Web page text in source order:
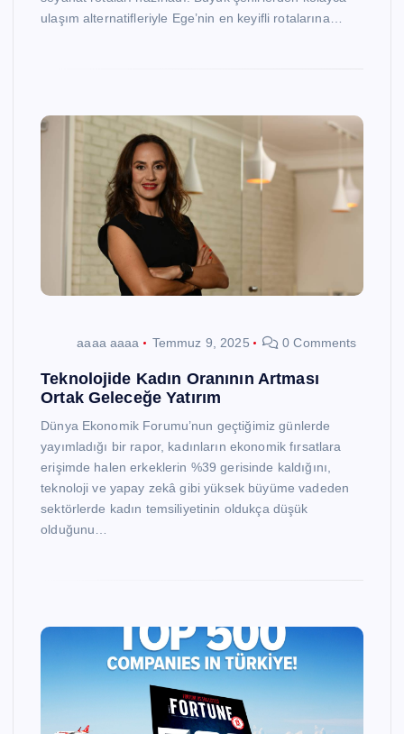
ulaşım alternatifleriyle Ege’nin en keyifli rotalarına…
aaaa aaaa Temmuz 9, 2025 0 Comments
Teknolojide Kadın Oranının Artması
Ortak Geleceğe Yatırım
Dünya Ekonomik Forumu’nun geçtiğimiz günlerde
yayımladığı bir rapor, kadınların ekonomik fırsatlara
erişimde halen erkeklerin %39 gerisinde kaldığını,
teknoloji ve yapay zekâ gibi yüksek büyüme vadeden
sektörlerde kadın temsiliyetinin oldukça düşük
olduğunu…